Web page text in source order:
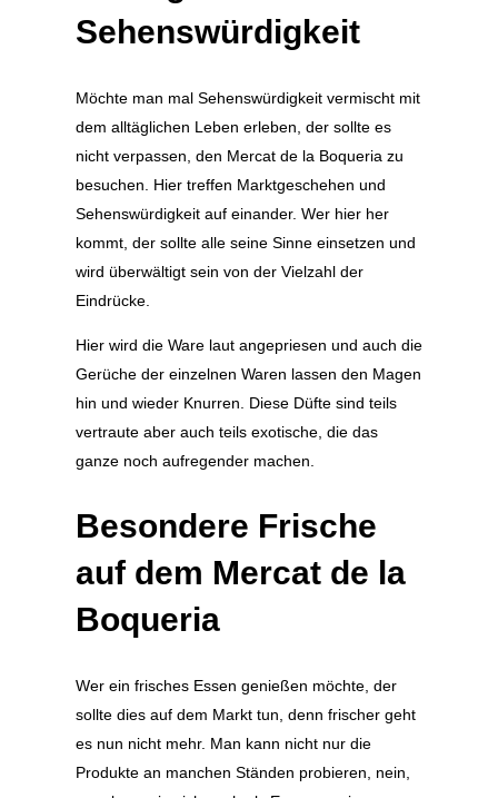
Sehenswürdigkeit
Möchte man mal Sehenswürdigkeit vermischt mit
dem alltäglichen Leben erleben, der sollte es
nicht verpassen, den Mercat de la Boqueria zu
besuchen. Hier treffen Marktgeschehen und
Sehenswürdigkeit auf einander. Wer hier her
kommt, der sollte alle seine Sinne einsetzen und
wird überwältigt sein von der Vielzahl der
Eindrücke.
Hier wird die Ware laut angepriesen und auch die
Gerüche der einzelnen Waren lassen den Magen
hin und wieder Knurren. Diese Düfte sind teils
vertraute aber auch teils exotische, die das
ganze noch aufregender machen.
Besondere Frische
auf dem Mercat de la
Boqueria
Wer ein frisches Essen genießen möchte, der
sollte dies auf dem Markt tun, denn frischer geht
es nun nicht mehr. Man kann nicht nur die
Produkte an manchen Ständen probieren, nein,